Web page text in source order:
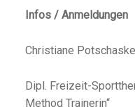
Infos / Anmeldungen
Christiane Potschaske
Dipl. Freizeit-
Method Trainerin“